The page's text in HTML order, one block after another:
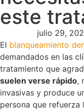
este
julio 29,
El blanqueamiento
demandados en las
tratamiento que
suelen verse rápido,
invasivas y produce
persona que refuerza